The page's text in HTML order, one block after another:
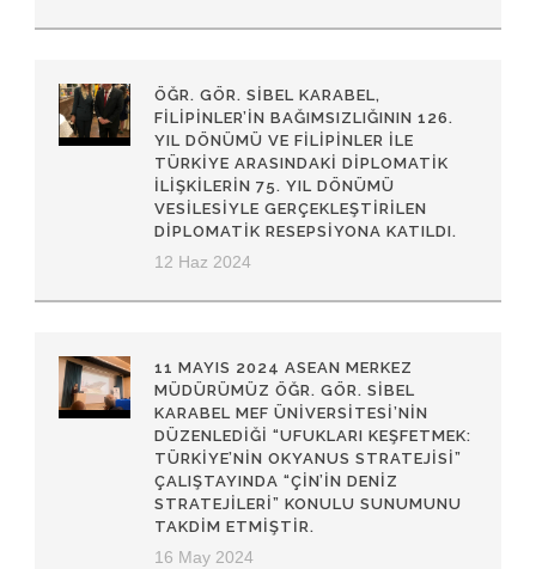
ÖĞR. GÖR. SIBEL KARABEL,
FILIPINLER’IN BAĞIMSIZLIĞININ 126.
YIL DÖNÜMÜ VE FILIPINLER ILE
TÜRKIYE ARASINDAKI DIPLOMATIK
ILIŞKILERIN 75. YIL DÖNÜMÜ
VESILESIYLE GERÇEKLEŞTIRILEN
DIPLOMATIK RESEPSIYONA KATILDI.
12 Haz 2024
11 MAYIS 2024 ASEAN MERKEZ
MÜDÜRÜMÜZ ÖĞR. GÖR. SİBEL
KARABEL MEF ÜNİVERSİTESİ’NİN
DÜZENLEDİĞİ “UFUKLARI KEŞFETMEK:
TÜRKİYE’NİN OKYANUS STRATEJİSİ”
ÇALIŞTAYINDA “ÇİN’İN DENİZ
STRATEJİLERİ” KONULU SUNUMUNU
TAKDİM ETMİŞTİR.
16 May 2024